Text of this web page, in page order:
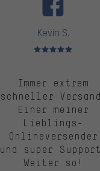
Kevin S.
Bewertungen: 5 von 5
Immer extrem
schneller
Einer meiner
Lieblings-
Onlineversender
und super
Weiter so!